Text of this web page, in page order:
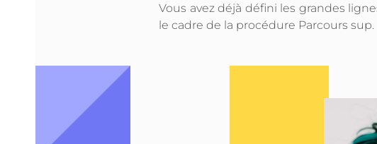
Vous avez déjà défini les grandes
le cadre de la procédure Parcours sup.